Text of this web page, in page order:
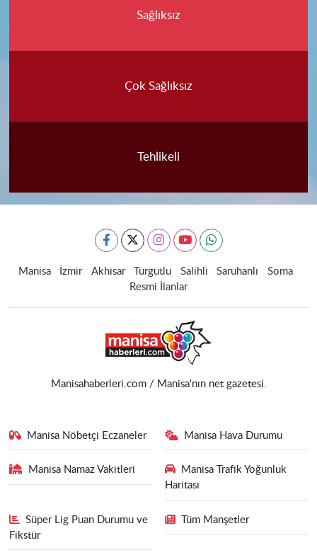
Sağlıksız
Çok Sağlıksız
Tehlikeli
Manisa İzmir Akhisar Turgutlu Salihli Saruhanlı
Soma
Resmi İlanlar
Manisahaberleri.com / Manisa'nın net gazetesi.
Manisa Nöbetçi Eczaneler Manisa Hava Durumu
Manisa Namaz Vakitleri
Manisa Trafik Yoğunluk
Haritası
Süper Lig Puan Durumu ve
Fikstür
Tüm Manşetler